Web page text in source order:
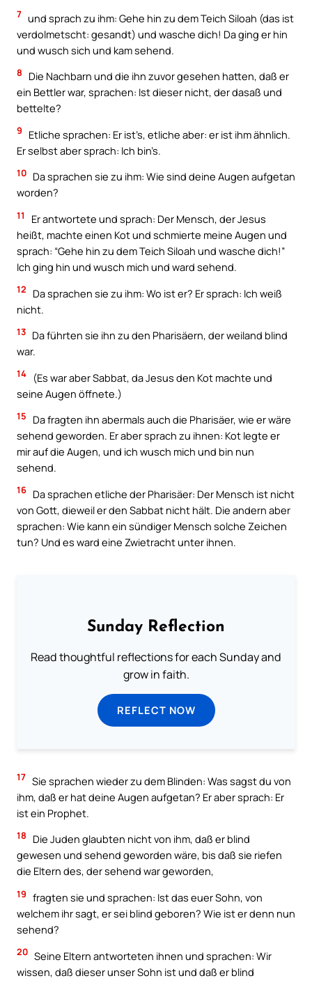
7 und sprach zu ihm: Gehe hin zu dem Teich Siloah (das ist
verdolmetscht: gesandt) und wasche dich! Da ging er hin
und wusch sich und kam sehend.
8
Die Nachbarn und die ihn zuvor gesehen hatten, daß er
ein Bettler war, sprachen: Ist dieser nicht, der dasaß und
bettelte?
9
Etliche sprachen: Er ist’s, etliche aber: er ist ihm ähnlich.
Er selbst aber sprach: Ich bin’s.
10 Da sprachen sie zu ihm: Wie sind deine Augen aufgetan
worden?
11
Er antwortete und sprach: Der Mensch, der Jesus
heißt, machte einen Kot und schmierte meine Augen und
sprach: “Gehe hin zu dem Teich Siloah und wasche dich!”
Ich ging hin und wusch mich und ward sehend.
12
Da sprachen sie zu ihm: Wo ist er? Er sprach: Ich weiß
nicht.
13 Da führten sie ihn zu den Pharisäern, der weiland blind
war.
14
(Es war aber Sabbat, da Jesus den Kot machte und
seine Augen öffnete.)
15
Da fragten ihn abermals auch die Pharisäer, wie er wäre
sehend geworden. Er aber sprach zu ihnen: Kot legte er
mir auf die Augen, und ich wusch mich und bin nun
sehend.
16 Da sprachen etliche der Pharisäer: Der Mensch ist nicht
von Gott, dieweil er den Sabbat nicht hält. Die andern aber
sprachen: Wie kann ein sündiger Mensch solche Zeichen
tun? Und es ward eine Zwietracht unter ihnen.
Sunday Reflection
Read thoughtful reflections for each Sunday and
grow in faith.
REFLECT NOW
17 Sie sprachen wieder zu dem Blinden: Was sagst du von
ihm, daß er hat deine Augen aufgetan? Er aber sprach: Er
ist ein Prophet.
18
Die Juden glaubten nicht von ihm, daß er blind
gewesen und sehend geworden wäre, bis daß sie riefen
die Eltern des, der sehend war geworden,
19 fragten sie und sprachen: Ist das euer Sohn, von
welchem ihr sagt, er sei blind geboren? Wie ist er denn nun
sehend?
20 Seine Eltern antworteten ihnen und sprachen: Wir
wissen, daß dieser unser Sohn ist und daß er blind